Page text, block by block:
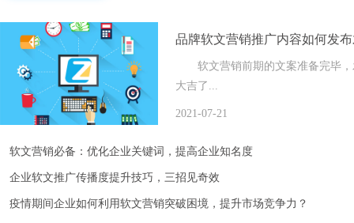
品牌软文营销推广内容如何发
软文营销前期的文案准备完毕，
大吉了...
2021-07-21
软文营销必备：优化企业关键词，提高企业知名度
企业软文推广传播度提升技巧，三招见奇效
疫情期间企业如何利用软文营销突破困境，提升市场竞争力？